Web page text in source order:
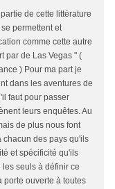
de cette littérature
permettent et
comme cette autre
par de Las Vegas " (
) Pour ma part je
dans les aventures de
faut pour passer
leurs enquêtes. Au
de plus nous font
chacun des pays qu'ils
et spécificité qu'ils
seuls à définir ce
porte ouverte à toutes